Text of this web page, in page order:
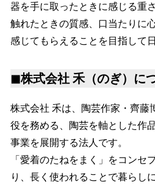
器を手に取ったときに感じる重
触れたときの質感、口当たりに
感じてもらえることを目指して
◼︎株式会社 禾（のぎ）に
株式会社 禾は、陶芸作家・齊藤
役を務める、陶芸を軸とした作
事業を展開する法人です。
「愛着のたねをまく」をコンセ
り、長く使われることで暮らし